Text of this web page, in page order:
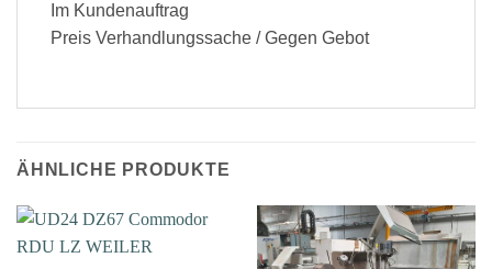
Im Kundenauftrag
Preis Verhandlungssache / Gegen Gebot
ÄHNLICHE PRODUKTE